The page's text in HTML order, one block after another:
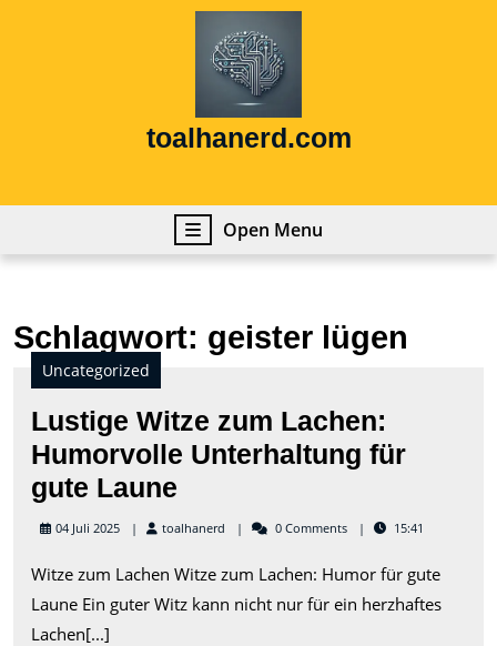
toalhanerd.com
Open Menu
Schlagwort: geister lügen
Uncategorized
Lustige Witze zum Lachen:
Humorvolle Unterhaltung für
gute Laune
Witze
Lachen:
Humorvolle
04 Juli 2025 toalhanerd toalhanerd0 Comments 15:41
Witze zum Lachen Witze zum Lachen: Humor für gute
Laune Ein guter Witz kann nicht nur für ein herzhaftes
Lachen[...]